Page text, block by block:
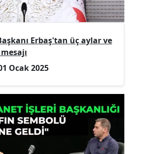
Erbaş'tan üç aylar ve
Ocak 2025